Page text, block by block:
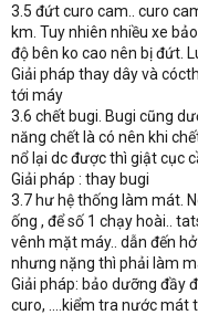
3.5 đứt curo cam.. curo
km. Tuy nhiên nhiều xe
độ bên ko cao nên bị đứt.
Giải pháp thay dây và
tới máy
3.6 chết bugi. Bugi cũng
năng chết là có nên khi
nổ lại dc được thì giật cục
Giải pháp : thay bugi
3.7 hư hệ thống làm mát.
ống , để số 1 chạy hoài..
vênh mặt máy.. dẫn đến
nhưng nặng thì phải làm
Giải pháp: bảo dưỡng đầy
curo, ....kiểm tra nước mát